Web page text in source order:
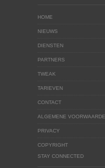
HOME
NIEUWS
DIENSTEN
PARTNERS
TWEAK
TARIEVEN
CONTACT
ALGEMENE
PRIVACY
COPYRIGHT
STAY CONNECTED